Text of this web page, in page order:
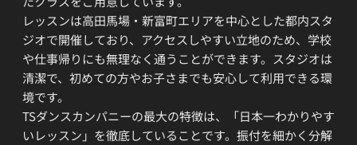
レッスンは高田馬場・新富町エリアを中心とした都内スタ
ジオで開催しており、アクセスしやすい立地のため、学校
や仕事帰りにも無理なく通うことができます。スタジオは
清潔で、初めての方やお子さまでも安心して利用できる環
境です。
TSダンスカンパニーの最大の特徴は、「日本一わかりやす
いレッスン」を徹底していることです。振付を細かく分解